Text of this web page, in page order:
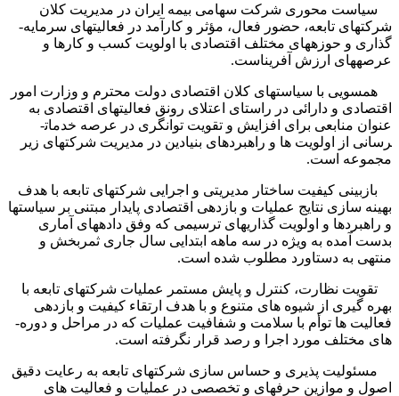
سیاست محوری شرکت سهامی بیمه ایران در مدیریت کلان
شرکت­های تابعه، حضور فعال، مؤثر و کارآمد در فعالیت­های­ سرمایه­
گذاری و حوزه­های مختلف اقتصادی با اولویت کسب و کارها و
عرصه­های ارزش آفریناست.
همسویی با سیاست­های کلان اقتصادی دولت محترم و وزارت امور
اقتصادی و دارائی در راستای اعتلای رونق فعالیت­های اقتصادی به
عنوان منابعی برای افزایش و تقویت توانگری در عرصه خدمات­
رسانی از اولویت ها و راهبردهای بنیادین در مدیریت شرکت­های زیر
مجموعه است.
بازبینی کیفیت ساختار مدیریتی و اجرایی شرکت­های تابعه با هدف
بهینه­ سازی نتایج عملیات و بازدهی اقتصادی پایدار مبتنی بر سیاست­ها
و راهبردها و اولویت­ گذاری­های ترسیمی که وفق داده­های آماری
بدست آمده به ویژه در سه ماهه ابتدایی سال جاری ثمربخش و
منتهی به دستاورد مطلوب شده است.
تقویت نظارت، کنترل و پایش مستمر عملیات شرکت­های تابعه با
بهره ­گیری از شیوه­ های متنوع و با هدف ارتقاء کیفیت و بازدهی
فعالیت­ ها توأم با سلامت و شفافیت عملیات که در مراحل و دوره­
های مختلف مورد اجرا و رصد قرار نگرفته است.
مسئولیت ­پذیری و حساس ­سازی شرکت­های تابعه به رعایت دقیق
اصول و موازین حرفه­ای و تخصصی در عملیات و فعالیت­ های